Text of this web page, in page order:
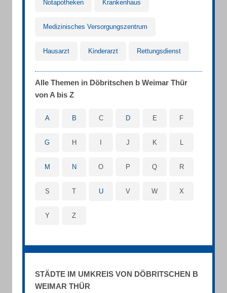
Notapotheken Krankenhaus
Medizinisches Versorgungszentrum
Hausarzt Kinderarzt Rettungsdienst
Alle Themen in Döbritschen b Weimar Thür
von A bis Z
A B C D E F
G H J K L
M N O P Q R
S T U V W X
Y Z
STÄDTE IM UMKREIS VON DÖBRITSCHEN B
WEIMAR THÜR